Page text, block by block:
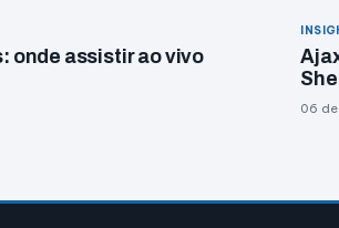
onde assistir ao vivo
06